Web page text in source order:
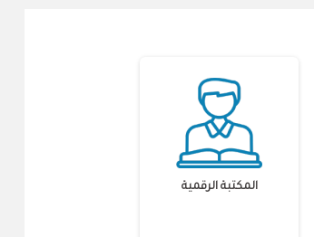
المكتبة الرقمية